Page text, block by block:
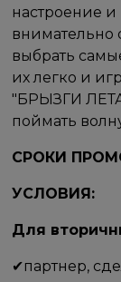
настроение
внимательно
выбрать
их легко и
"БРЫЗГИ
поймать
СРОКИ
​УСЛОВИЯ: ​
Для
✔партнер,